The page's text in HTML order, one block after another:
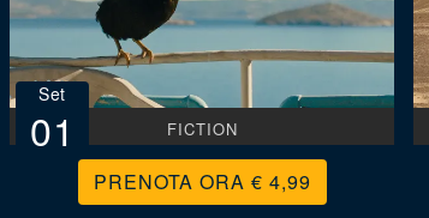
Set
01 FICTION
€ 4,99